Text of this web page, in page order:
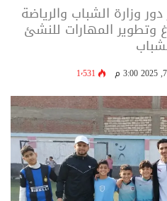
وزارة الشباب والرياضة
وتطوير المهارات للنشئ
1٬531